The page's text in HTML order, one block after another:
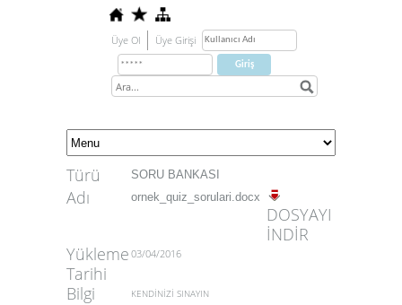
Üye Ol Üye Girişi
Türü SORU BANKASI
Adı ornek_quiz_sorulari.docx
DOSYAYI
İNDİR
Yükleme
Tarihi
03/04/2016
Bilgi KENDİNİZİ SINAYIN